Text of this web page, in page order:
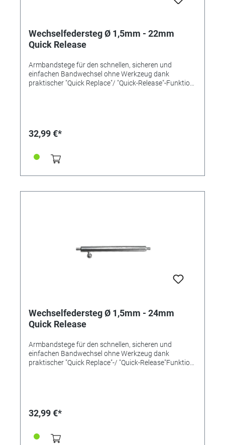
Wechselfedersteg Ø 1,5mm - 22mm
Quick Release
Armbandstege für den schnellen, sicheren und
einfachen Bandwechsel ohne Werkzeug dank
praktischer "Quick Replace"/ "Quick-Release"-Funktion
32,99 €*
Wechselfedersteg Ø 1,5mm - 24mm
Quick Release
Armbandstege für den schnellen, sicheren und
einfachen Bandwechsel ohne Werkzeug dank
praktischer "Quick Replace"-/ "Quick-Release"Funktion
32,99 €*